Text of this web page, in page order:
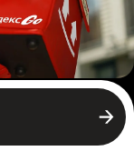
Россия